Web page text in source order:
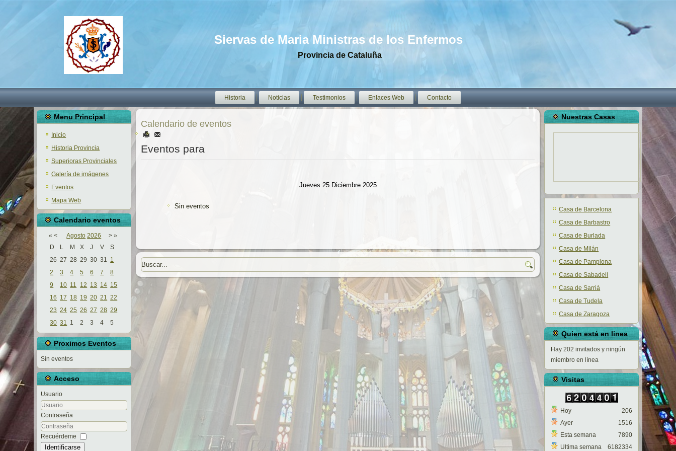
Siervas de Maria Ministras de los Enfermos
Provincia de Cataluña
Historia Noticias Testimonios Enlaces Web Contacto
Menu Principal
Inicio
Historia Provincia
Superioras Provinciales
Galería de imágenes
Eventos
Mapa Web
Calendario eventos
« < Agosto 2026 > »
D
L M X J V
S
26 27 28 29 30 31 1
2
3 4 5 6 7
8
9
10 11 12 13 14 15
16 17 18 19 20 21 22
23 24 25 26 27 28 29
30 31 1 2 3 4 5
Proximos Eventos
Sin eventos
Acceso
Usuario
Contraseña
Recuérdeme
Identificarse
Calendario de eventos
Eventos para
Jueves 25 Diciembre 2025
Sin eventos
Nuestras Casas
Casa de Barcelona
Casa de Barbastro
Casa de Burlada
Casa de Milán
Casa de Pamplona
Casa de Sabadell
Casa de Sarriá
Casa de Tudela
Casa de Zaragoza
Quien está en linea
Hay 202 invitados y ningún
miembro en línea
Visitas
Hoy
Ayer
Esta semana
Ultima semana
206
1516
7890
6182334